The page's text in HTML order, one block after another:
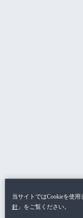
当サイトではCookieを使用
針 」をご覧ください。